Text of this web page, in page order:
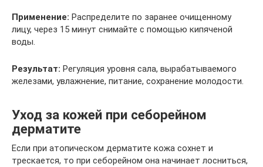
Применение: Распределите по заранее очищенному
лицу, через 15 минут снимайте с помощью кипяченой
воды.
Результат: Регуляция уровня сала, вырабатываемого
железами, увлажнение, питание, сохранение молодости.
Уход за кожей при себорейном
дерматите
Если при атопическом дерматите кожа сохнет и
трескается, то при себорейном она начинает лосниться,